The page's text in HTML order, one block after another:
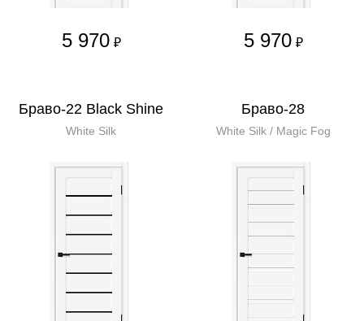
5 970 ₽ 5 970 ₽
Браво-22 Black Shine
White Silk
Браво-28
White Silk / Magic Fog